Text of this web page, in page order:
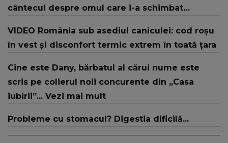
cântecul despre omul care i-a schimbat
iubit cu bunătate și răbdare, până când omul
din mine și-a regăsit pacea"
VIDEO România sub asediul caniculei: cod roșu
în vest și disconfort termic extrem în toată țara
Cine este Dany, bărbatul al cărui nume este
scris pe colierul noii concurente din „Casa
iubirii”... Vezi mai mult
Probleme cu stomacul? Digestia dificilă...